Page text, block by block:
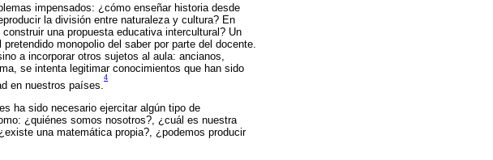
impensados: ¿cómo enseñar historia desde
la división entre naturaleza y cultura? En
una propuesta educativa intercultural? Un
monopolio del saber por parte del docente.
a incorporar otros sujetos al aula: ancianos,
se intenta legitimar conocimientos que han sido
en nuestros países.
4
ha sido necesario ejercitar algún tipo de
¿quiénes somos nosotros?, ¿cuál es nuestra
una matemática propia?, ¿podemos producir